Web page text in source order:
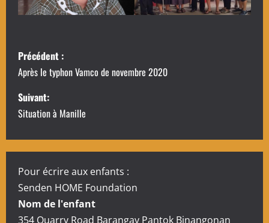
N
a
v
i
g
a
t
Précédent :
Après le typhon Vamco de novembre 2020
Suivant:
Situation à Manille
Pour écrire aux enfants :
Senden HOME Foundation
Nom de l'enfant
354 Quarry Road Barangay Pantok Binangonan